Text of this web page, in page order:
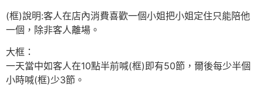
(框)說明:客人在店內消費喜歡一個小姐把小姐定住只能陪他
一個，除非客人離場。
大框：
一天當中如客人在10點半前喊(框)即有50節，爾後每少半個
小時喊(框)少3節。